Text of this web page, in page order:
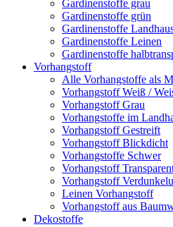
Gardinenstoffe grau
Gardinenstoffe grün
Gardinenstoffe
Gardinenstoffe Leinen
Gardinenstoffe
Vorhangstoff
Alle Vorhangstoffe als
Vorhangstoff Weiß /
Vorhangstoff Grau
Vorhangstoffe im
Vorhangstoff Gestreift
Vorhangstoff Blickdicht
Vorhangstoffe Schwer
Vorhangstoff
Vorhangstoff
Leinen Vorhangstoff
Vorhangstoff aus
Dekostoffe